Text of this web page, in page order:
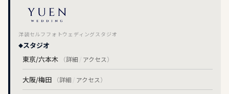
洋装セルフフォトウェディングスタジオ
スタジオ
東京/六本木
（詳細 / アクセス）
大阪/梅田 （詳細 / アクセス）